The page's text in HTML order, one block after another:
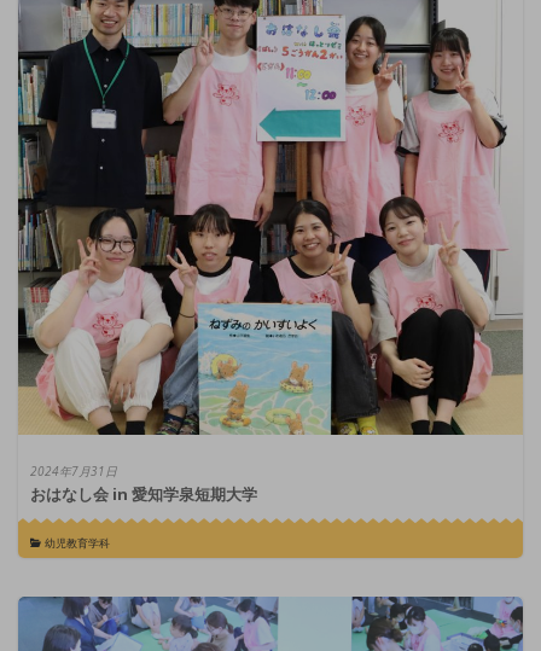
2024年7月31日
おはなし会 in 愛知学泉短期大学
幼児教育学科